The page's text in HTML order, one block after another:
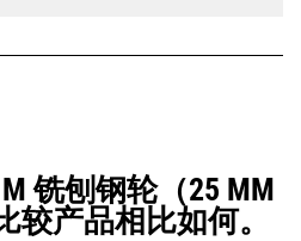
铣刨钢轮（25 MM
较产品相比如何。